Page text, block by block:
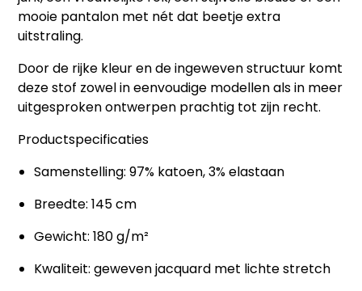
mooie pantalon met nét dat beetje extra
uitstraling.
Door de rijke kleur en de ingeweven structuur komt
deze stof zowel in eenvoudige modellen als in meer
uitgesproken ontwerpen prachtig tot zijn recht.
Productspecificaties
Samenstelling: 97% katoen, 3% elastaan
Breedte: 145 cm
Gewicht: 180 g/m²
Kwaliteit: geweven jacquard met lichte stretch